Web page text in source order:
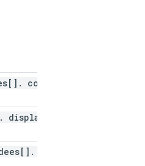
. comment
. display
.